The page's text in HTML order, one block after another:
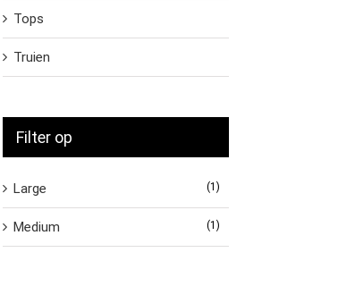
Tops
Truien
Filter op
Large (1)
Medium (1)